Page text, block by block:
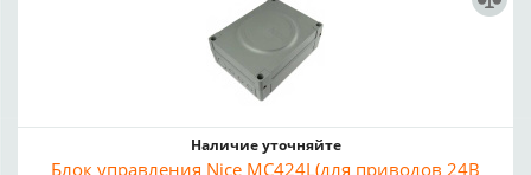
Наличие уточняйте
Блок управления Nice MC424L(для приводов 24В